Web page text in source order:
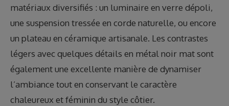
matériaux diversifiés : un luminaire en verre dépoli,
une suspension tressée en corde naturelle, ou encore
un plateau en céramique artisanale. Les contrastes
légers avec quelques détails en métal noir mat sont
également une excellente manière de dynamiser
l’ambiance tout en conservant le caractère
chaleureux et féminin du style côtier.